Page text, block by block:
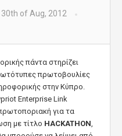
of Aug, 2012
πάντα στηρίζει
πρωτοβουλίες
στην Κύπρο.
Enterprise Link
για τα
με τίτλο HACKATHON,